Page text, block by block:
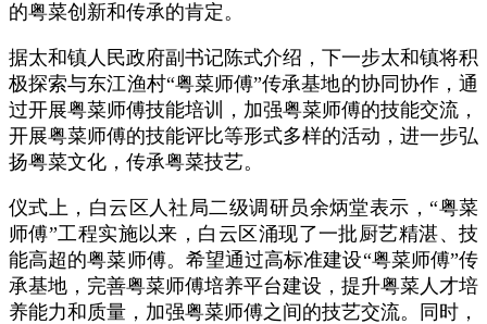
的粤菜创新和传承的肯定。
据太和镇人民政府副书记陈式介绍，下一步太和镇将积
极探索与东江渔村“粤菜师傅”传承基地的协同协作，通
过开展粤菜师傅技能培训，加强粤菜师傅的技能交流，
开展粤菜师傅的技能评比等形式多样的活动，进一步弘
扬粤菜文化，传承粤菜技艺。
仪式上，白云区人社局二级调研员余炳堂表示，“粤菜
师傅”工程实施以来，白云区涌现了一批厨艺精湛、技
能高超的粤菜师傅。希望通过高标准建设“粤菜师傅”传
承基地，完善粤菜师傅培养平台建设，提升粤菜人才培
养能力和质量，加强粤菜师傅之间的技艺交流。同时，